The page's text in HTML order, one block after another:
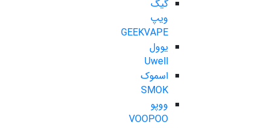
گیگ
ویپ
GEEKVAPE
یوول
Uwell
اسموک
SMOK
ووپو
VOOPOO